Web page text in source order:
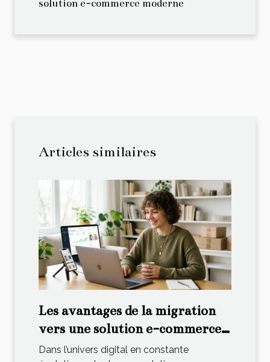
solution e-commerce moderne
Articles similaires
Les avantages de la migration
vers une solution e-commerce
moderne
Dans l’univers digital en constante